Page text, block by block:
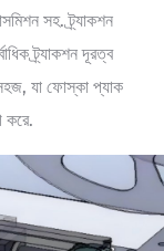
সহ. ট্র্যাকশন
ট্র্যাকশন দূরত্ব
যা ফোস্কা প্যাক
করে.